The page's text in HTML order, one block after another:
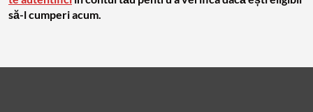
să-l cumperi acum.